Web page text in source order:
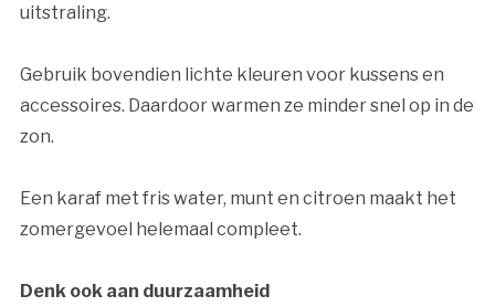
uitstraling.
Gebruik bovendien lichte kleuren voor kussens en
accessoires. Daardoor warmen ze minder snel op in de
zon.
Een karaf met fris water, munt en citroen maakt het
zomergevoel helemaal compleet.
Denk ook aan duurzaamheid